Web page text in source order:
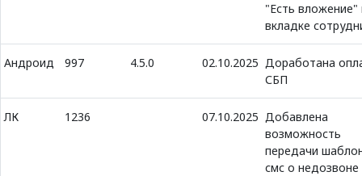
"Есть вложение"
вкладке
Андроид 997 4.5.0 02.10.2025 Доработана
СБП
ЛК 1236 07.10.2025 Добавлена
возможность
передачи
смс о недозвоне